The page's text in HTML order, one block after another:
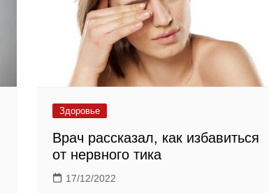
Здоровье
Врач рассказал, как избавиться
от нервного тика
17/12/2022